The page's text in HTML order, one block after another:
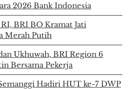
2026 Bank Indonesia
BRI BO Kramat Jati
Merah Putih
Ukhuwah, BRI Region 6
Bersama Pekerja
Hadiri HUT ke-7 DWP